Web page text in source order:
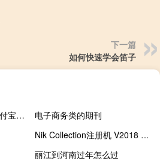
下一篇
如何快速学会笛子
支付宝ar红包没有了（支付宝ar红包）
电子商务类的期刊
Nik Collection注册机 V2018 免费版（Nik Collection注册机 V2018 免费版功能简介）
丽江到河南过年怎么过